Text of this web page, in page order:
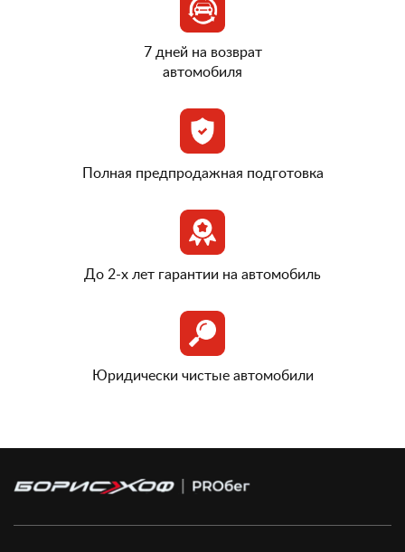
7 дней на возврат
автомобиля
Полная предпродажная подготовка
До 2-х лет гарантии на автомобиль
Юридически чистые автомобили